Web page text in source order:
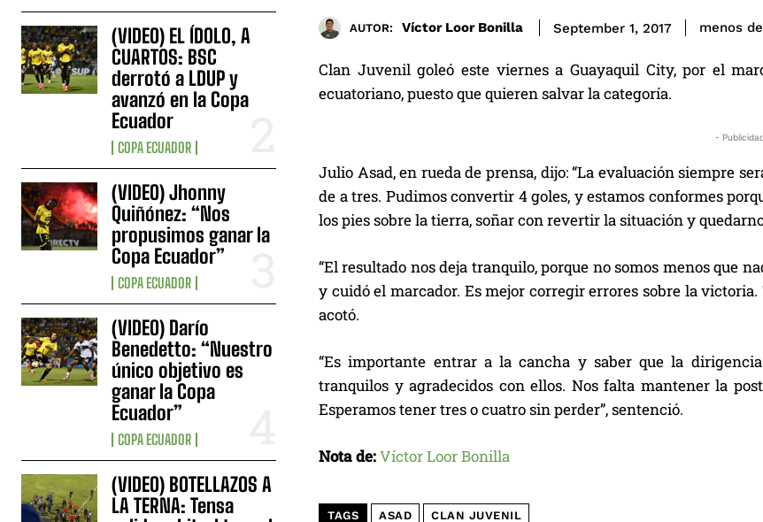
(VIDEO) EL ÍDOLO, A
CUARTOS: BSC
derrotó a LDUP y
avanzó en la Copa
Ecuador
COPA ECUADOR
(VIDEO) Jhonny
Quiñónez: “Nos
propusimos ganar la
Copa Ecuador”
COPA ECUADOR
(VIDEO) Darío
Benedetto: “Nuestro
único objetivo es
ganar la Copa
Ecuador”
COPA ECUADOR
(VIDEO) BOTELLAZOS A
LA TERNA: Tensa
AUTOR: Víctor Loor Bonilla September 1, 2017 menos de
Clan Juvenil goleó este viernes a Guayaquil City, por el
ecuatoriano, puesto que quieren salvar la categoría.
-
Julio Asad, en rueda de prensa, dijo: “La evaluación siempre
de a tres. Pudimos convertir 4 goles, y estamos conformes
los pies sobre la tierra, soñar con revertir la situación y
“El resultado nos deja tranquilo, porque no somos menos que
y cuidó el marcador. Es mejor corregir errores sobre la
acotó.
“Es importante entrar a la cancha y saber que la
tranquilos y agradecidos con ellos. Nos falta mantener la
Esperamos tener tres o cuatro sin perder”, sentenció.
Nota de:Víctor Loor Bonilla
TAGS ASAD CLAN JUVENIL